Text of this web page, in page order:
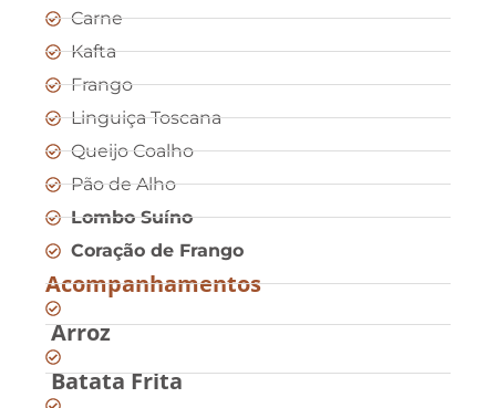
Carne
Kafta
Frango
Linguiça Toscana
Queijo Coalho
Pão de Alho
Lombo Suíno
Coração de Frango
Acompanhamentos
Arroz
Batata Frita